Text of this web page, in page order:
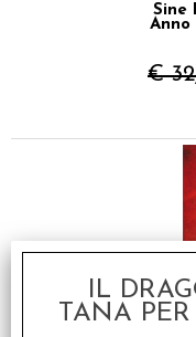
Sine
Anno
€
Sine
IL
TANA